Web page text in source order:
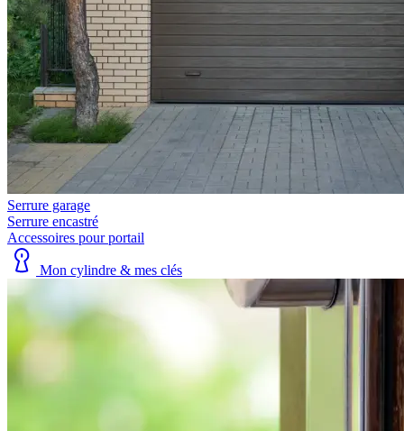
Serrure garage
Serrure encastré
Accessoires pour portail
Mon cylindre & mes clés